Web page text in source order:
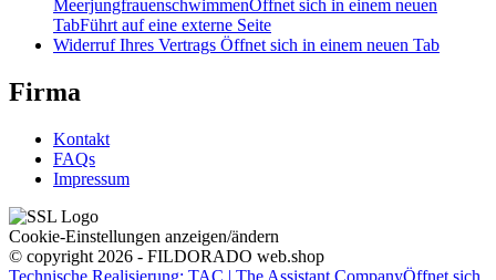
MeerjungfrauenschwimmenÖffnet sich in einem neuen
TabFührt auf eine externe Seite
Widerruf Ihres Vertrags Öffnet sich in einem neuen Tab
Firma
Kontakt
FAQs
Impressum
Cookie-Einstellungen anzeigen/ändern
© copyright 2026 - FILDORADO web.shop